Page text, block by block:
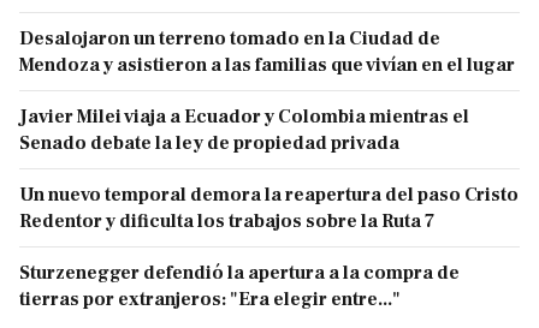
Desalojaron un terreno tomado en la Ciudad de
Mendoza y asistieron a las familias que vivían en el lugar
Javier Milei viaja a Ecuador y Colombia mientras el
Senado debate la ley de propiedad privada
Un nuevo temporal demora la reapertura del paso Cristo
Redentor y dificulta los trabajos sobre la Ruta 7
Sturzenegger defendió la apertura a la compra de
tierras por extranjeros: "Era elegir entre..."